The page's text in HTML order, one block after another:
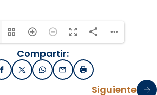
Compartir:
FacebookX / TwitterWhatsApp
EmailImprimir
Siguiente